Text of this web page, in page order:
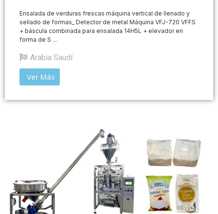
Ensalada de verduras frescas máquina vertical de llenado y
sellado de formas_ Detector de metal Máquina VFJ-720 VFFS
+ báscula combinada para ensalada 14H5L + elevador en
forma de S …
Arabia Saudí
Ver Más